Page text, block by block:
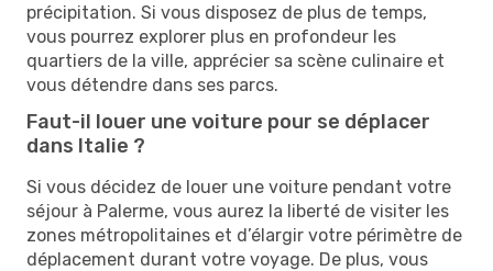
précipitation. Si vous disposez de plus de temps,
vous pourrez explorer plus en profondeur les
quartiers de la ville, apprécier sa scène culinaire et
vous détendre dans ses parcs.
Faut-il louer une voiture pour se déplacer
dans Italie ?
Si vous décidez de louer une voiture pendant votre
séjour à Palerme, vous aurez la liberté de visiter les
zones métropolitaines et d’élargir votre périmètre de
déplacement durant votre voyage. De plus, vous